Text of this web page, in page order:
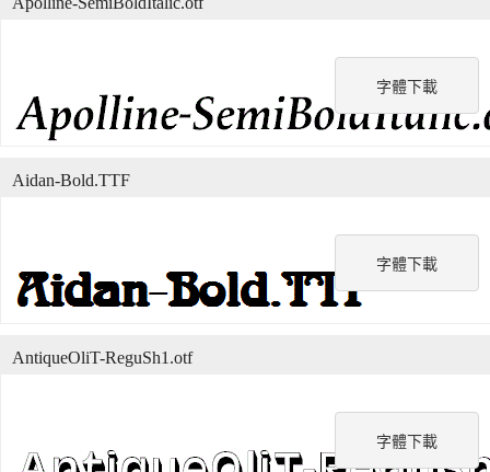
字體下載
字體下載
Aidan-Bold.TTF
字體下載
AntiqueOliT-ReguSh1.otf